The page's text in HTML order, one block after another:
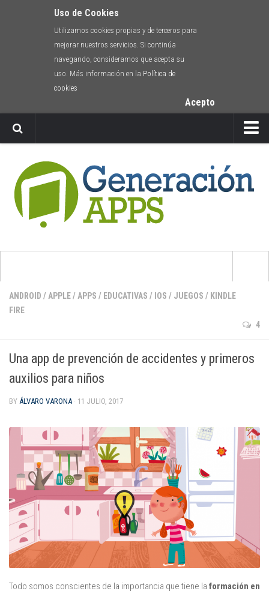
Uso de Cookies
Utilizamos cookies propias y de terceros para
mejorar nuestros servicios. Si continúa
navegando, consideramos que acepta su
uso. Más información en la Política de
cookies
Acepto
Envíanos tu app
Apps
para pintar y dibujar
de cuentos e historias
para darle al coco
Android
Apple
Kindle Fire
Windows Phone
Juegos
Educativas
Opinión
ANDROID / APPLE/ APPS / EDUCATIVAS / IOS / JUEGOS / KINDLE
FIRE
4
Una app de prevención de accidentes y primeros
auxilios para niños
BY ÁLVARO VARONA · 11 JULIO, 2017
Todo somos conscientes de la importancia que tiene la formación en